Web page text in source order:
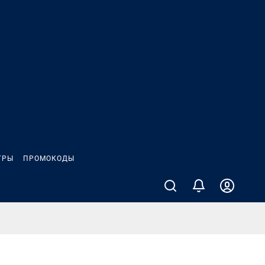
ПРОМОКОДЫ